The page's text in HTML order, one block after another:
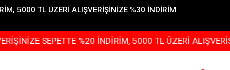
5000 TL ÜZERİ ALIŞVERİŞİNİZE %30 İNDİRİM
SEPETTE %20 İNDİRİM, 5000 TL ÜZERİ ALIŞVERİŞİNİZE